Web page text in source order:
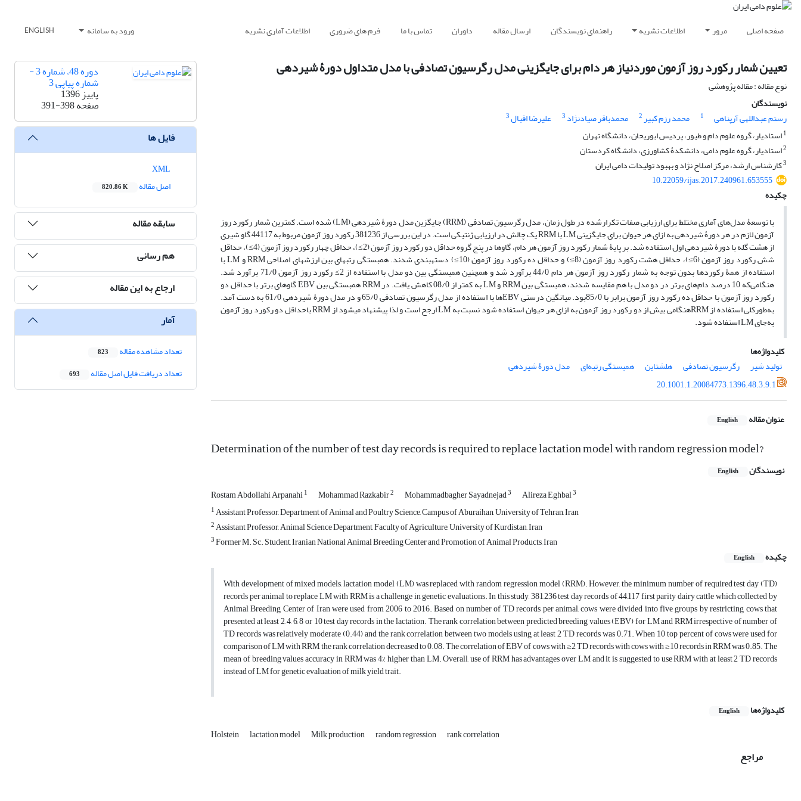
صفحه اصلی مرور اطلاعات نشریه راهنمای نویسندگان ارسال مقاله داوران تماس با ما فرم های ضروری اطلاعات آماری نشریه ورود به سامانه ENGLISH
تعیین شمار رکورد روز آزمون موردنیاز هر دام برای جایگزینی مدل رگرسیون تصادفی با مدل متداول دورۀ شیردهی
نوع مقاله : مقاله پژوهشی
نویسندگان
رستم عبداللهی آرپناهی
1 محمد رزم کبیر2 محمدباقر صیادنژاد 3 علیرضا اقبال3
1استادیار، گروه علوم دام و طیور، پردیس ابوریحان، دانشگاه تهران
2استادیار، گروه علوم دامی، دانشکدۀ کشاورزی، دانشگاه کردستان
3کارشناس ارشد، مرکز اصلاح نژاد و بهبود تولیدات دامی ایران
10.22059/ijas.2017.240961.653555
چکیده
با توسعۀ مدل‌های آماری مختلط برای ارزیابی صفات تکرارشده در طول زمان، مدل رگرسیون تصادفی (RRM) جایگزین مدل دورۀ شیردهی (LM) شده است. کمترین شمار رکورد روز
آزمون لازم در هر دورۀ شیردهی به ازای هر حیوان برای جایگزینی LM با RRM یک چالش در ارزیابی ژنتیکی است. در این بررسی از 381236 رکورد روز آزمون مربوط به 44117 گاو شیری
از هشت گله با دورۀ شیردهی اول استفاده شد. بر پایۀ شمار رکورد روز آزمون هر دام، گاوها در پنج گروه حداقل دو رکورد روز آزمون (2≥)، حداقل چهار رکورد روز آزمون (4≥)، حداقل
شش رکورد روز آزمون (6≥)، حداقل هشت رکورد روز آزمون (8≥) و حداقل ده رکورد روز آزمون (10≥) دسته­بندی شدند. همبستگی رتبه­ای بین ارزش­های اصلاحی RRM و LM با
استفاده از همۀ رکوردها بدون توجه به شمار رکورد روز آزمون هر دام 44/0 برآورد شد و همچنین همبستگی بین دو مدل با استفاده از 2≥ رکورد روز آزمون 71/0 برآورد شد.
هنگامی‌که 10 درصد دام‌های برتر در دو مدل با هم مقایسه شدند، همبستگی بین RRM و LM به کمتر از 08/0 کاهش یافت. در RRM همبستگی بین EBV گاوهای برتر با حداقل دو
رکورد روز آزمون با حداقل ده رکورد روز آزمون برابر با 85/0بود. میانگین درستی EBV­ها با استفاده از مدل رگرسیون تصادفی 65/0 و در مدل دورۀ شیردهی 61/0 به دست آمد.
به‌طورکلی استفاده از RRMهنگامی بیش از دو رکورد روز آزمون به ازای هر حیوان استفاده شود نسبت به LM ارجح است و لذا پیشنهاد می­شود از RRM باحداقل دو رکورد روز آزمون
به‌جای LM استفاده شود.
کلیدواژه‌ها
تولید شیر
رگرسیون تصادفی هلشتاین همبستگی رتبه‌ای
مدل دورۀ شیردهی
20.1001.1.20084773.1396.48.3.9.1
عنوان مقاله English
Determination of the number of test day records is required to replace lactation model with random regression model?
نویسندگان English
Rostam Abdollahi Arpanahi1 Mohammad Razkabir2 Mohammadbagher Sayadnejad3 Alireza Eghbal3
1Assistant Professor, Department of Animal and Poultry Science, Campus of Aburaihan, University of Tehran, Iran
2Assistant Professor, Animal Science Department, Faculty of Agriculture, University of Kurdistan, Iran
3Former M. Sc. Student, Iranian National Animal Breeding Center and Promotion of Animal Products, Iran
چکیده
English
With development of mixed models, lactation model (LM) was replaced with random regression model (RRM). However, the minimum number of required test day (TD)
records per animal to replace LM with RRM is a challenge in genetic evaluations. In this study, 381,236 test day records of 44,117 first parity dairy cattle which collected by
Animal Breeding Center of Iran were used from 2006 to 2016. Based on number of TD records per animal, cows were divided into five groups by restricting cows that
presented at least 2, 4, 6, 8 or 10 test day records in the lactation. The rank correlation between predicted breeding values (EBV) for LM and RRM irrespective of number of
TD records was relatively moderate (0.44) and the rank correlation between two models using at least 2 TD records was 0.71. When 10 top percent of cows were used for
comparison of LM with RRM, the rank correlation decreased to 0.08. The correlation of EBV of cows with ≥2 TD records with cows with ≥10 records in RRM was 0.85. The
mean of breeding values accuracy in RRM was 4% higher than LM. Overall, use of RRM has advantages over LM and it is suggested to use RRM with at least 2 TD records
instead of LM for genetic evaluation of milk yield trait.
کلیدواژه‌ها English
Holstein lactation model Milk production random regression rank correlation
مراجع
دوره 48، شماره 3 -
شماره پیاپی 3
پاییز 1396
صفحه391-398
فایل ها
اصل مقاله
820.86 K
سابقه مقاله
هم رسانی
ارجاع به این مقاله
آمار
تعداد مشاهده مقاله 823
تعداد دریافت فایل اصل مقاله 693